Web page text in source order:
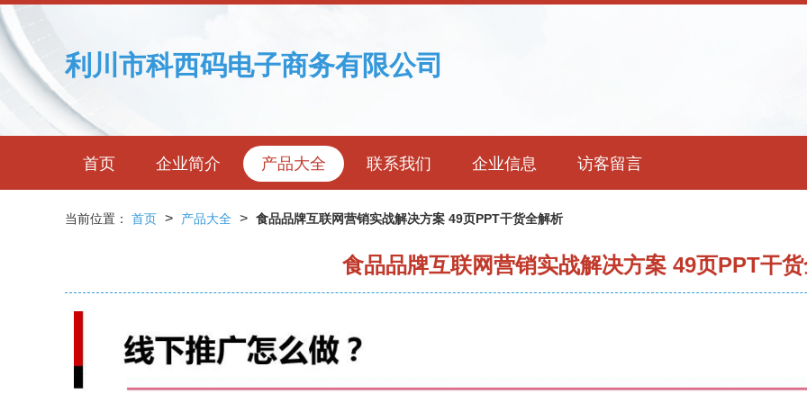
利川市科西码电子商务有限公司
首页 企业简介 产品大全 联系我们 企业信息 访客留言
当前位置： 首页 > 产品大全 > 食品品牌互联网营销实战解决方案 49页PPT干货全解析
食品品牌互联网营销实战解决方案 49页PPT干